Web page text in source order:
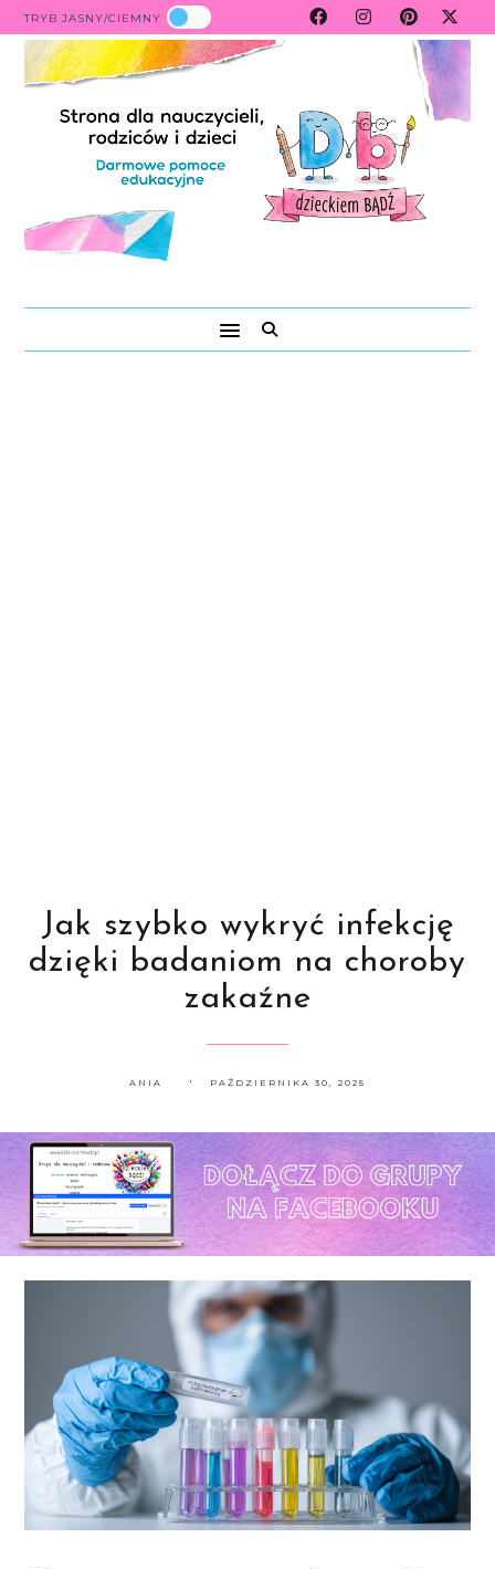
TRYB JASNY/CIEMNY
Jak szybko wykryć infekcję
dzięki badaniom na choroby
zakaźne
ANIA PAŹDZIERNIKA 30, 2025